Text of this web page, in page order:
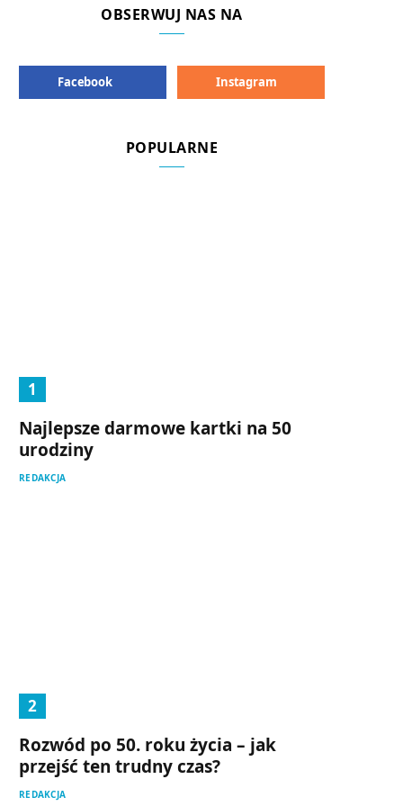
OBSERWUJ NAS NA
Facebook Instagram
POPULARNE
Najlepsze darmowe kartki na 50
urodziny
REDAKCJA
Rozwód po 50. roku życia – jak
przejść ten trudny czas?
REDAKCJA